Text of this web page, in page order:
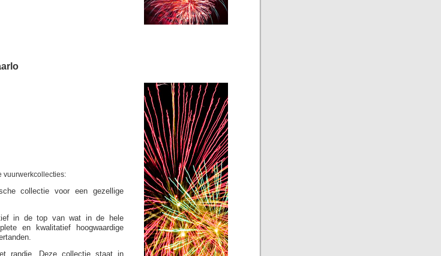
vuurwerkcollecties:
collectie voor een gezellige
in de top van wat in de hele
en kwalitatief hoogwaardige